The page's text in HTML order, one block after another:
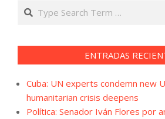
Search
ENTRADAS
Cuba: UN experts condemn new
humanitarian crisis deepens
Política: Senador Iván Flores por